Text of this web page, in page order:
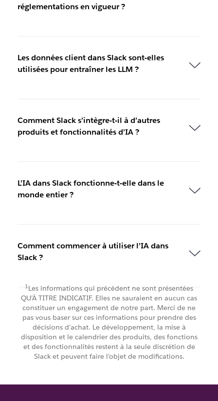
réglementations en vigueur ?
Les données client dans Slack sont-elles
utilisées pour entraîner les LLM ?
Comment Slack s’intègre-t-il à d’autres
produits et fonctionnalités d’IA ?
L’IA dans Slack fonctionne-t-elle dans le
monde entier ?
Comment commencer à utiliser l’IA dans
Slack ?
1Les informations qui précèdent ne sont présentées
QU’À TITRE INDICATIF. Elles ne sauraient en aucun cas
constituer un engagement de notre part. Merci de ne
pas vous baser sur ces informations pour prendre des
décisions d’achat. Le développement, la mise à
disposition et le calendrier des produits, des fonctions
et des fonctionnalités restent à la seule discrétion de
Slack et peuvent faire l’objet de modifications.